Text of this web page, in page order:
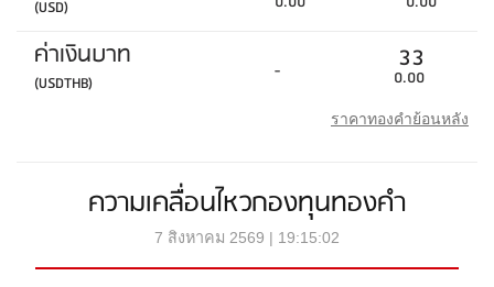
(USD)
ค่าเงินบาท
(USDTHB) - 33
0.00
ราคาทองคำย้อนหลัง
ความเคลื่อนไหวกองทุนทองคำ
7 สิงหาคม 2569 | 19:15:02